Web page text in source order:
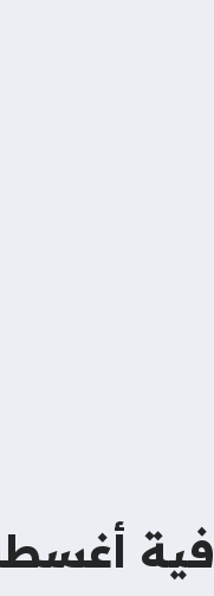
أغسطس